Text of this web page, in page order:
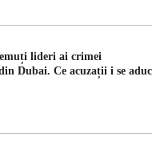
lideri ai crimei
Dubai. Ce acuzații i se aduc